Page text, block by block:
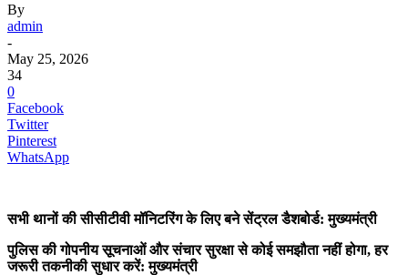
By
admin
-
May 25, 2026
34
0
Facebook
Twitter
Pinterest
WhatsApp
सभी थानों की सीसीटीवी मॉनिटरिंग के लिए बने सेंट्रल डैशबोर्ड: मुख्यमंत्री
पुलिस की गोपनीय सूचनाओं और संचार सुरक्षा से कोई समझौता नहीं होगा, हर
जरूरी तकनीकी सुधार करें: मुख्यमंत्री